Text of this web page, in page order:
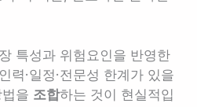
특성과 위험요인을 반영한
력·일정·전문성 한계가 있을
을 조합하는 것이 현실적입